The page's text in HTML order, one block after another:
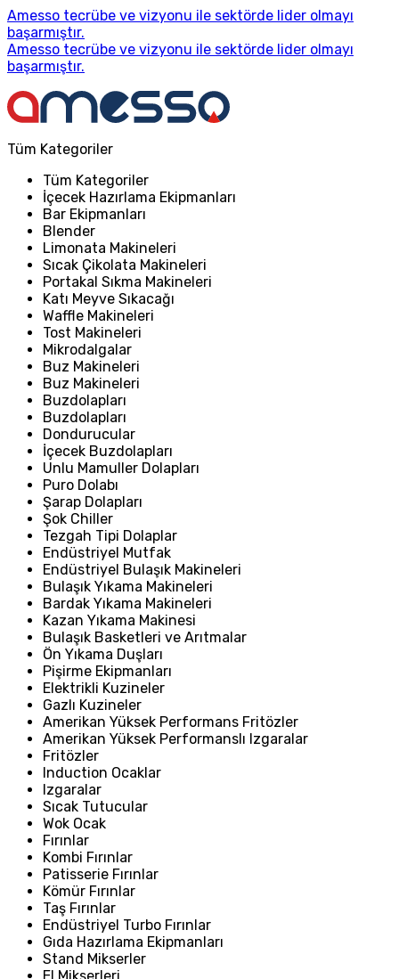
Amesso tecrübe ve vizyonu ile sektörde lider olmayı
başarmıştır.
Amesso tecrübe ve vizyonu ile sektörde lider olmayı
başarmıştır.
Tüm Kategoriler
Tüm Kategoriler
İçecek Hazırlama Ekipmanları
Bar Ekipmanları
Blender
Limonata Makineleri
Sıcak Çikolata Makineleri
Portakal Sıkma Makineleri
Katı Meyve Sıkacağı
Waffle Makineleri
Tost Makineleri
Mikrodalgalar
Buz Makineleri
Buz Makineleri
Buzdolapları
Buzdolapları
Dondurucular
İçecek Buzdolapları
Unlu Mamuller Dolapları
Puro Dolabı
Şarap Dolapları
Şok Chiller
Tezgah Tipi Dolaplar
Endüstriyel Mutfak
Endüstriyel Bulaşık Makineleri
Bulaşık Yıkama Makineleri
Bardak Yıkama Makineleri
Kazan Yıkama Makinesi
Bulaşık Basketleri ve Arıtmalar
Ön Yıkama Duşları
Pişirme Ekipmanları
Elektrikli Kuzineler
Gazlı Kuzineler
Amerikan Yüksek Performans Fritözler
Amerikan Yüksek Performanslı Izgaralar
Fritözler
Induction Ocaklar
Izgaralar
Sıcak Tutucular
Wok Ocak
Fırınlar
Kombi Fırınlar
Patisserie Fırınlar
Kömür Fırınlar
Taş Fırınlar
Endüstriyel Turbo Fırınlar
Gıda Hazırlama Ekipmanları
Stand Mikserler
El Mikserleri